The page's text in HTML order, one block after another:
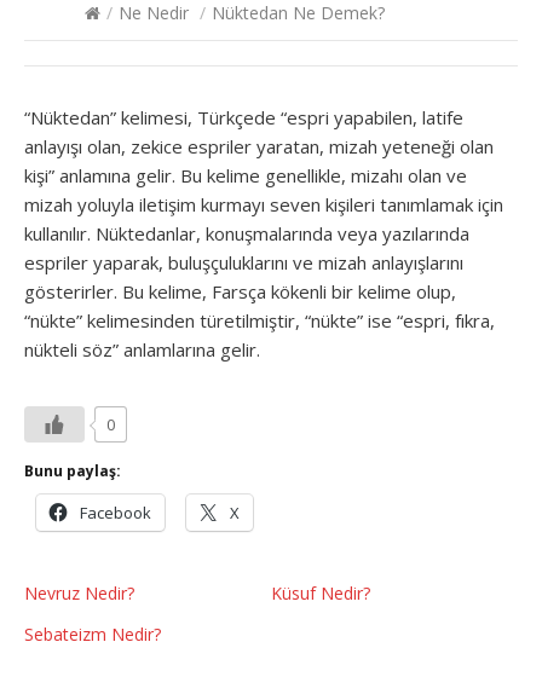
/ Ne Nedir / Nüktedan Ne Demek?
“Nüktedan” kelimesi, Türkçede “espri yapabilen, latife
anlayışı olan, zekice espriler yaratan, mizah yeteneği olan
kişi” anlamına gelir. Bu kelime genellikle, mizahı olan ve
mizah yoluyla iletişim kurmayı seven kişileri tanımlamak için
kullanılır. Nüktedanlar, konuşmalarında veya yazılarında
espriler yaparak, buluşçuluklarını ve mizah anlayışlarını
gösterirler. Bu kelime, Farsça kökenli bir kelime olup,
“nükte” kelimesinden türetilmiştir, “nükte” ise “espri, fıkra,
nükteli söz” anlamlarına gelir.
0
Bunu paylaş:
Facebook X
Nevruz Nedir?
Küsuf Nedir?
Sebateizm Nedir?